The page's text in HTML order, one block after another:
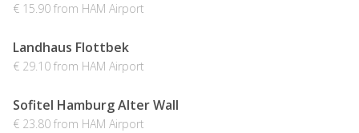
€ 15.90 from HAM Airport
Landhaus Flottbek
€ 29.10 from HAM Airport
Sofitel Hamburg Alter Wall
€ 23.80 from HAM Airport